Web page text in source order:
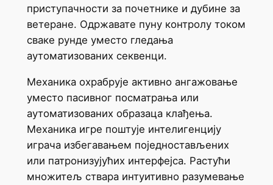
приступачности за почетнике и дубине за
ветеране. Одржавате пуну контролу током
сваке рунде уместо гледања
аутоматизованих секвенци.
Механика охрабрује активно ангажовање
уместо пасивног посматрања или
аутоматизованих образаца клађења.
Механика игре поштује интелигенцију
играча избегавањем поједностављених
или патронизујућих интерфејса. Растући
множитељ ствара интуитивно разумевање